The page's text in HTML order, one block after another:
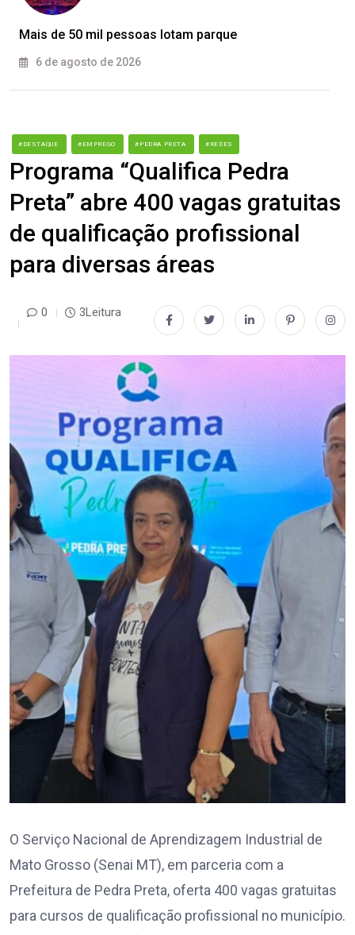
Mais de 50 mil pessoas lotam parque
6 de agosto de 2026
#DESTAQUE #EMPREGO #PEDRA PRETA #REDES
Programa “Qualifica Pedra
Preta” abre 400 vagas gratuitas
de qualificação profissional
para diversas áreas
0 3Leitura
O Serviço Nacional de Aprendizagem Industrial de
Mato Grosso (Senai MT), em parceria com a
Prefeitura de Pedra Preta, oferta 400 vagas gratuitas
para cursos de qualificação profissional no município.